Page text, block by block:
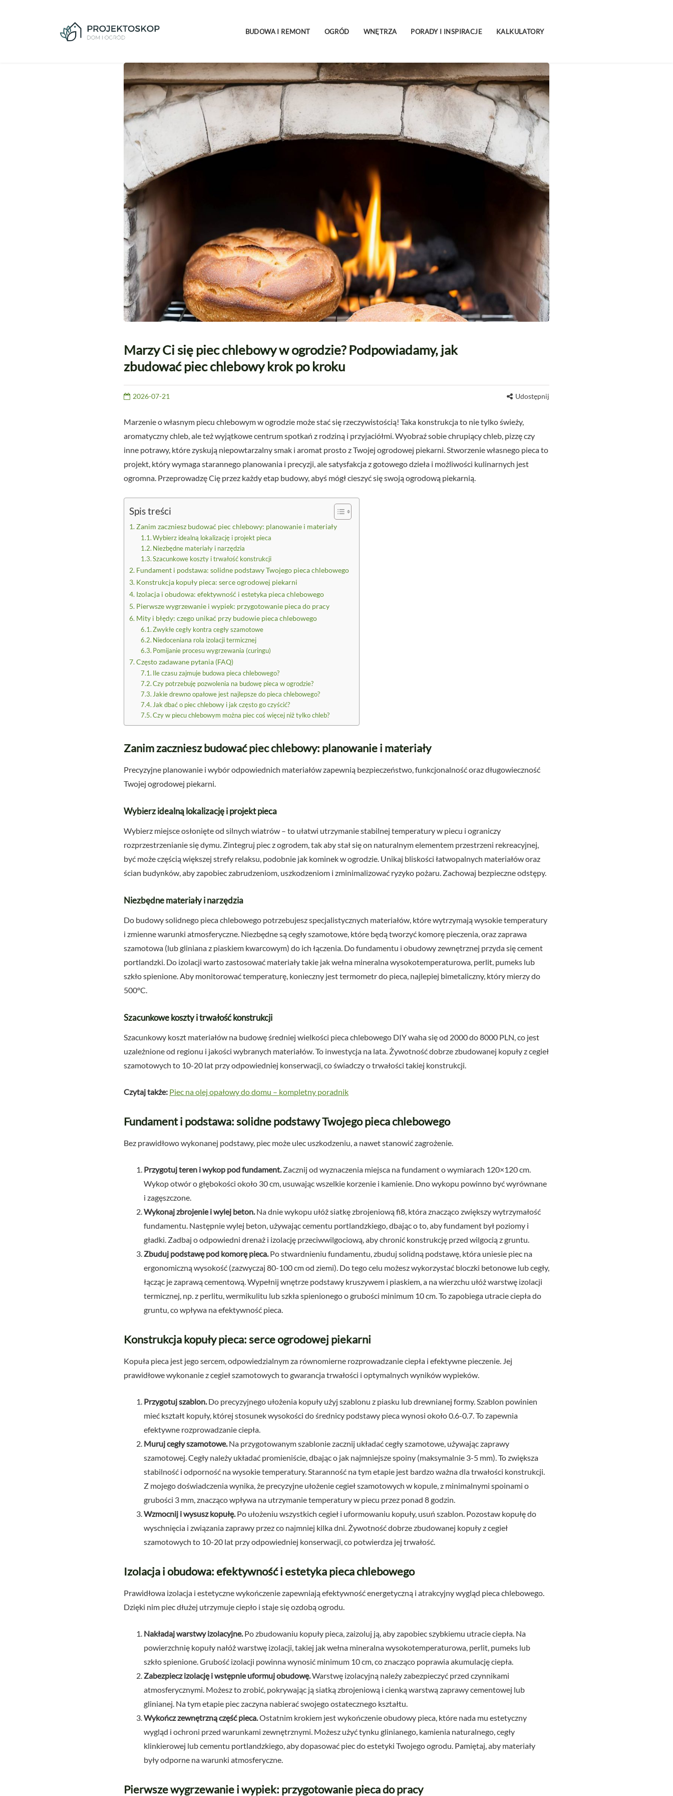
BUDOWA I REMONT OGRÓD WNĘTRZA PORADY I INSPIRACJE KALKULATORY
Marzy Ci się piec chlebowy w ogrodzie? Podpowiadamy, jak
zbudować piec chlebowy krok po kroku
2026-07-21 Udostępnij
Marzenie o własnym piecu chlebowym w ogrodzie może stać się rzeczywistością! Taka konstrukcja to nie tylko świeży,
aromatyczny chleb, ale też wyjątkowe centrum spotkań z rodziną i przyjaciółmi. Wyobraź sobie chrupiący chleb, pizzę czy
inne potrawy, które zyskują niepowtarzalny smak i aromat prosto z Twojej ogrodowej piekarni. Stworzenie własnego pieca to
projekt, który wymaga starannego planowania i precyzji, ale satysfakcja z gotowego dzieła i możliwości kulinarnych jest
ogromna. Przeprowadzę Cię przez każdy etap budowy, abyś mógł cieszyć się swoją ogrodową piekarnią.
Spis treści
Zanim zaczniesz budować piec chlebowy: planowanie i materiały
Wybierz idealną lokalizację i projekt pieca
Niezbędne materiały i narzędzia
Szacunkowe koszty i trwałość konstrukcji
Fundament i podstawa: solidne podstawy Twojego pieca chlebowego
Konstrukcja kopuły pieca: serce ogrodowej piekarni
Izolacja i obudowa: efektywność i estetyka pieca chlebowego
Pierwsze wygrzewanie i wypiek: przygotowanie pieca do pracy
Mity i błędy: czego unikać przy budowie pieca chlebowego
Zwykłe cegły kontra cegły szamotowe
Niedoceniana rola izolacji termicznej
Pomijanie procesu wygrzewania (curingu)
Często zadawane pytania (FAQ)
Ile czasu zajmuje budowa pieca chlebowego?
Czy potrzebuję pozwolenia na budowę pieca w ogrodzie?
Jakie drewno opałowe jest najlepsze do pieca chlebowego?
Jak dbać o piec chlebowy i jak często go czyścić?
Czy w piecu chlebowym można piec coś więcej niż tylko chleb?
Zanim zaczniesz budować piec chlebowy: planowanie i materiały
Precyzyjne planowanie i wybór odpowiednich materiałów zapewnią bezpieczeństwo, funkcjonalność oraz długowieczność
Twojej ogrodowej piekarni.
Wybierz idealną lokalizację i projekt pieca
Wybierz miejsce osłonięte od silnych wiatrów – to ułatwi utrzymanie stabilnej temperatury w piecu i ograniczy
rozprzestrzenianie się dymu. Zintegruj piec z ogrodem, tak aby stał się on naturalnym elementem przestrzeni rekreacyjnej,
być może częścią większej strefy relaksu, podobnie jak kominek w ogrodzie. Unikaj bliskości łatwopalnych materiałów oraz
ścian budynków, aby zapobiec zabrudzeniom, uszkodzeniom i zminimalizować ryzyko pożaru. Zachowaj bezpieczne odstępy.
Niezbędne materiały i narzędzia
Do budowy solidnego pieca chlebowego potrzebujesz specjalistycznych materiałów, które wytrzymają wysokie temperatury
i zmienne warunki atmosferyczne. Niezbędne są cegły szamotowe, które będą tworzyć komorę pieczenia, oraz zaprawa
szamotowa (lub gliniana z piaskiem kwarcowym) do ich łączenia. Do fundamentu i obudowy zewnętrznej przyda się cement
portlandzki. Do izolacji warto zastosować materiały takie jak wełna mineralna wysokotemperaturowa, perlit, pumeks lub
szkło spienione. Aby monitorować temperaturę, konieczny jest termometr do pieca, najlepiej bimetaliczny, który mierzy do
500°C.
Szacunkowe koszty i trwałość konstrukcji
Szacunkowy koszt materiałów na budowę średniej wielkości pieca chlebowego DIY waha się od 2000 do 8000 PLN, co jest
uzależnione od regionu i jakości wybranych materiałów. To inwestycja na lata. Żywotność dobrze zbudowanej kopuły z cegieł
szamotowych to 10-20 lat przy odpowiedniej konserwacji, co świadczy o trwałości takiej konstrukcji.
Czytaj także: Piec na olej opałowy do domu – kompletny poradnik
Fundament i podstawa: solidne podstawy Twojego pieca chlebowego
Bez prawidłowo wykonanej podstawy, piec może ulec uszkodzeniu, a nawet stanowić zagrożenie.
Przygotuj teren i wykop pod fundament.Zacznij od wyznaczenia miejsca na fundament o wymiarach 120×120 cm.
Wykop otwór o głębokości około 30 cm, usuwając wszelkie korzenie i kamienie. Dno wykopu powinno być wyrównane
i zagęszczone.
Wykonaj zbrojenie i wylej beton.Na dnie wykopu ułóż siatkę zbrojeniową fi8, która znacząco zwiększy wytrzymałość
fundamentu. Następnie wylej beton, używając cementu portlandzkiego, dbając o to, aby fundament był poziomy i
gładki. Zadbaj o odpowiedni drenaż i izolację przeciwwilgociową, aby chronić konstrukcję przed wilgocią z gruntu.
Zbuduj podstawę pod komorę pieca.Po stwardnieniu fundamentu, zbuduj solidną podstawę, która uniesie piec na
ergonomiczną wysokość (zazwyczaj 80-100 cm od ziemi). Do tego celu możesz wykorzystać bloczki betonowe lub cegły,
łącząc je zaprawą cementową. Wypełnij wnętrze podstawy kruszywem i piaskiem, a na wierzchu ułóż warstwę izolacji
termicznej, np. z perlitu, wermikulitu lub szkła spienionego o grubości minimum 10 cm. To zapobiega utracie ciepła do
gruntu, co wpływa na efektywność pieca.
Konstrukcja kopuły pieca: serce ogrodowej piekarni
Kopuła pieca jest jego sercem, odpowiedzialnym za równomierne rozprowadzanie ciepła i efektywne pieczenie. Jej
prawidłowe wykonanie z cegieł szamotowych to gwarancja trwałości i optymalnych wyników wypieków.
Przygotuj szablon.Do precyzyjnego ułożenia kopuły użyj szablonu z piasku lub drewnianej formy. Szablon powinien
mieć kształt kopuły, której stosunek wysokości do średnicy podstawy pieca wynosi około 0.6-0.7. To zapewnia
efektywne rozprowadzanie ciepła.
Muruj cegły szamotowe.Na przygotowanym szablonie zacznij układać cegły szamotowe, używając zaprawy
szamotowej. Cegły należy układać promieniście, dbając o jak najmniejsze spoiny (maksymalnie 3-5 mm). To zwiększa
stabilność i odporność na wysokie temperatury. Staranność na tym etapie jest bardzo ważna dla trwałości konstrukcji.
Z mojego doświadczenia wynika, że precyzyjne ułożenie cegieł szamotowych w kopule, z minimalnymi spoinami o
grubości 3 mm, znacząco wpływa na utrzymanie temperatury w piecu przez ponad 8 godzin.
Wzmocnij i wysusz kopułę.Po ułożeniu wszystkich cegieł i uformowaniu kopuły, usuń szablon. Pozostaw kopułę do
wyschnięcia i związania zaprawy przez co najmniej kilka dni. Żywotność dobrze zbudowanej kopuły z cegieł
szamotowych to 10-20 lat przy odpowiedniej konserwacji, co potwierdza jej trwałość.
Izolacja i obudowa: efektywność i estetyka pieca chlebowego
Prawidłowa izolacja i estetyczne wykończenie zapewniają efektywność energetyczną i atrakcyjny wygląd pieca chlebowego.
Dzięki nim piec dłużej utrzymuje ciepło i staje się ozdobą ogrodu.
Nakładaj warstwy izolacyjne.Po zbudowaniu kopuły pieca, zaizoluj ją, aby zapobiec szybkiemu utracie ciepła. Na
powierzchnię kopuły nałóż warstwę izolacji, takiej jak wełna mineralna wysokotemperaturowa, perlit, pumeks lub
szkło spienione. Grubość izolacji powinna wynosić minimum 10 cm, co znacząco poprawia akumulację ciepła.
Zabezpiecz izolację i wstępnie uformuj obudowę.Warstwę izolacyjną należy zabezpieczyć przed czynnikami
atmosferycznymi. Możesz to zrobić, pokrywając ją siatką zbrojeniową i cienką warstwą zaprawy cementowej lub
glinianej. Na tym etapie piec zaczyna nabierać swojego ostatecznego kształtu.
Wykończ zewnętrzną część pieca.Ostatnim krokiem jest wykończenie obudowy pieca, które nada mu estetyczny
wygląd i ochroni przed warunkami zewnętrznymi. Możesz użyć tynku glinianego, kamienia naturalnego, cegły
klinkierowej lub cementu portlandzkiego, aby dopasować piec do estetyki Twojego ogrodu. Pamiętaj, aby materiały
były odporne na warunki atmosferyczne.
Pierwsze wygrzewanie i wypiek: przygotowanie pieca do pracy